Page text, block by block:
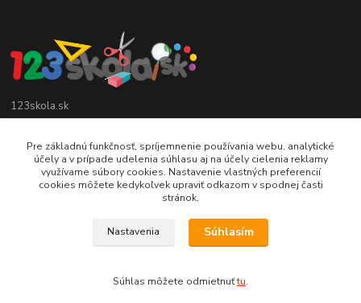
123skola.sk
0905 990 696
jan@123obec.sk
Pre základnú funkčnosť, spríjemnenie používania webu, analytické
účely a v prípade udelenia súhlasu aj na účely cielenia reklamy
využívame súbory cookies. Nastavenie vlastných preferencií
cookies môžete kedykoľvek upraviť odkazom v spodnej časti
stránok.
Nastavenia Súhlasím
Súhlas môžete odmietnuťtu.